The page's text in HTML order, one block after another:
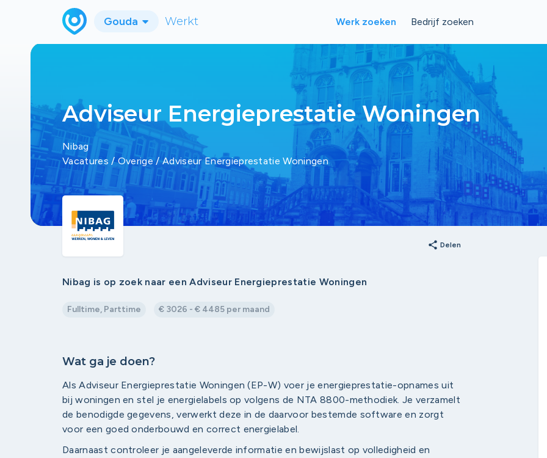
Gouda Werkt Werk zoeken Bedrijf zoeken
Adviseur Energieprestatie Woningen
Nibag
Vacatures /Overige/Adviseur Energieprestatie Woningen
share Delen
Nibag is op zoek naar een Adviseur Energieprestatie Woningen
Fulltime, Parttime € 3026 - € 4485 per maand
Wat ga je doen?
Als Adviseur Energieprestatie Woningen (EP-W) voer je energieprestatie-opnames uit
bij woningen en stel je energielabels op volgens de NTA 8800-methodiek. Je verzamelt
de benodigde gegevens, verwerkt deze in de daarvoor bestemde software en zorgt
voor een goed onderbouwd en correct energielabel.
Daarnaast controleer je aangeleverde informatie en bewijslast op volledigheid en